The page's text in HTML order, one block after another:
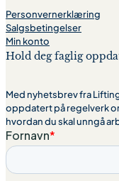
Personvernerklæring
Salgsbetingelser
Min konto
Hold deg faglig
Med nyhetsbrev fra
oppdatert på regelverk
hvordan du skal unngå